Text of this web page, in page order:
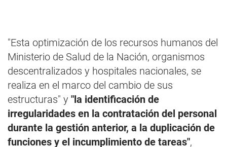
"Esta optimización de los recursos humanos del
Ministerio de Salud de la Nación, organismos
descentralizados y hospitales nacionales, se
realiza en el marco del cambio de sus
estructuras" y "la identificación de
irregularidades en la contratación del personal
durante la gestión anterior, a la duplicación de
funciones y el incumplimiento de tareas",